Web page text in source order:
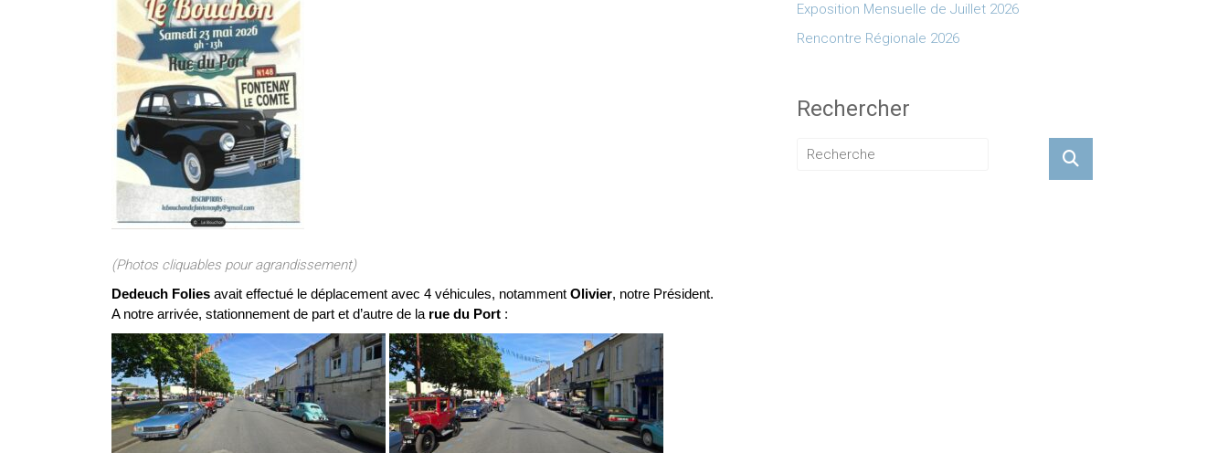
(Photos cliquables pour agrandissement)
Dedeuch Folies avait effectué le déplacement avec 4 véhicules, notamment Olivier, notre Président.
A notre arrivée, stationnement de part et d’autre de la rue du Port :
Exposition Mensuelle de Juillet 2026
Rencontre Régionale 2026
Rechercher